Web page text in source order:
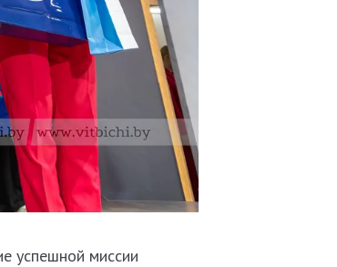
успешной миссии